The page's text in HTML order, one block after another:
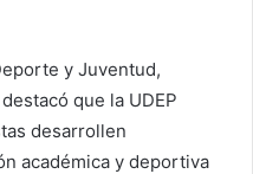
y Juventud,
destacó que la UDEP
desarrollen
académica y deportiva